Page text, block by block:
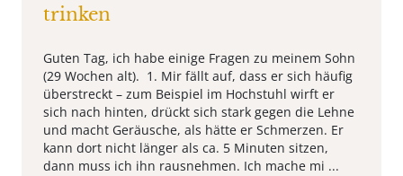
trinken
Guten Tag, ich habe einige Fragen zu meinem Sohn
(29 Wochen alt). 1. Mir fällt auf, dass er sich häufig
überstreckt – zum Beispiel im Hochstuhl wirft er
sich nach hinten, drückt sich stark gegen die Lehne
und macht Geräusche, als hätte er Schmerzen. Er
kann dort nicht länger als ca. 5 Minuten sitzen,
dann muss ich ihn rausnehmen. Ich mache mi ...